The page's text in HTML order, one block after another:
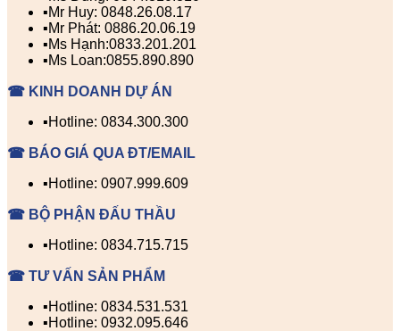
▪️Mr Huy: 0848.26.08.17
▪️Mr Phát: 0886.20.06.19
▪️Ms Hạnh:0833.201.201
▪️Ms Loan:0855.890.890
☎ KINH DOANH DỰ ÁN
▪️Hotline: 0834.300.300
☎ BÁO GIÁ QUA ĐT/EMAIL
▪️Hotline: 0907.999.609
☎ BỘ PHẬN ĐẤU THẦU
▪️Hotline: 0834.715.715
☎ TƯ VẤN SẢN PHẨM
▪️Hotline: 0834.531.531
▪️Hotline: 0932.095.646